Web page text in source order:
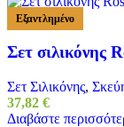
Εξαντλημένο
Σετ σιλικόνης
Σετ Σιλικόνης,
37,82 €
Διαβάστε